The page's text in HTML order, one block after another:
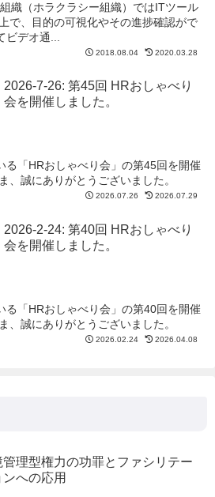
織（ホラクラシー組織）ではITツール
で、目的の可視化やその進捗確認がで
ビデオ通...
2018.08.04 2020.03.28
2026-7-26: 第45回 HRおしゃべり
会を開催しました。
る「HRおしゃべり会」の第45回を開催
、誠にありがとうございました。
2026.07.26 2026.07.29
2026-2-24: 第40回 HRおしゃべり
会を開催しました。
る「HRおしゃべり会」の第40回を開催
、誠にありがとうございました。
2026.02.24 2026.04.08
管理型権力の功罪とファシリテー
ンへの応用